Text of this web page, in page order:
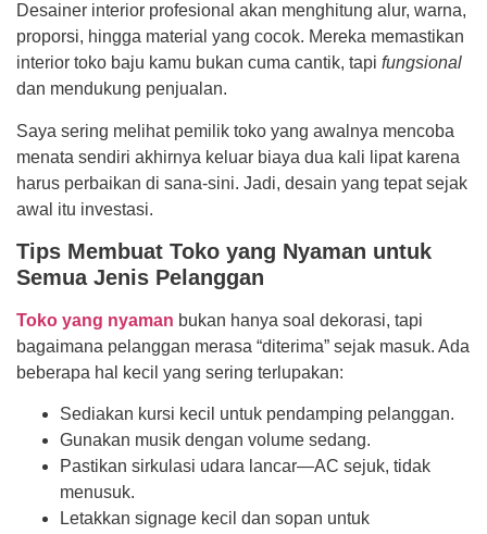
Desainer interior profesional akan menghitung alur, warna,
proporsi, hingga material yang cocok. Mereka memastikan
interior toko baju kamu bukan cuma cantik, tapi fungsional
dan mendukung penjualan.
Saya sering melihat pemilik toko yang awalnya mencoba
menata sendiri akhirnya keluar biaya dua kali lipat karena
harus perbaikan di sana-sini. Jadi, desain yang tepat sejak
awal itu investasi.
Tips Membuat Toko yang Nyaman untuk
Semua Jenis Pelanggan
Toko yang nyaman bukan hanya soal dekorasi, tapi
bagaimana pelanggan merasa “diterima” sejak masuk. Ada
beberapa hal kecil yang sering terlupakan:
Sediakan kursi kecil untuk pendamping pelanggan.
Gunakan musik dengan volume sedang.
Pastikan sirkulasi udara lancar—AC sejuk, tidak
menusuk.
Letakkan signage kecil dan sopan untuk